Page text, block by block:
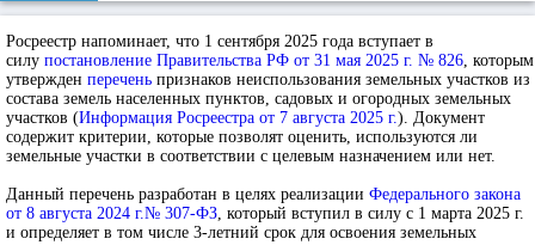
Росреестр напоминает, что 1 сентября 2025 года вступает в
силу постановление Правительства РФ от 31 мая 2025 г. № 826, которым
утвержден перечень признаков неиспользования земельных участков из
состава земель населенных пунктов, садовых и огородных земельных
участков (Информация Росреестра от 7 августа 2025 г.). Документ
содержит критерии, которые позволят оценить, используются ли
земельные участки в соответствии с целевым назначением или нет.
Данный перечень разработан в целях реализации Федерального закона
от 8 августа 2024 г.№ 307-ФЗ, который вступил в силу с 1 марта 2025 г.
и определяет в том числе 3-летний срок для освоения земельных